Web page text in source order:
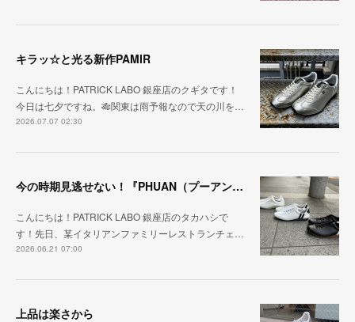
キラッ☆と光る新作PAMIR
こんにちは！PATRICK LABO 銀座店のクギタです！
今日は七夕ですね。🎋関東は雨予報なので天の川を…
2026.07.07 02:30
今の時期見逃せない！『PHUAN（プーアン）』
こんにちは！PATRICK LABO 銀座店のタカハシで
す！先日、某イタリアンファミリーレストランチェ…
2026.06.21 07:00
上品は楽さから